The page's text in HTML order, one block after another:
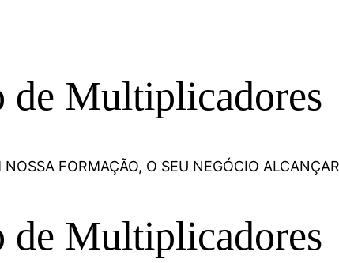
de Multiplicadores
FORMAÇÃO, O SEU NEGÓCIO
de Multiplicadores